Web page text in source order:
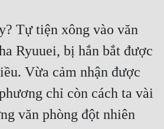
Tự tiện xông vào văn
Ryuuei, bị hắn bắt được
Vừa cảm nhận được
chỉ còn cách ta vài
văn phòng đột nhiên